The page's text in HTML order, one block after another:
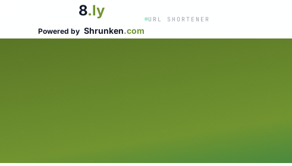
8.ly
Powered by Shrunken.com
URL SHORTENER